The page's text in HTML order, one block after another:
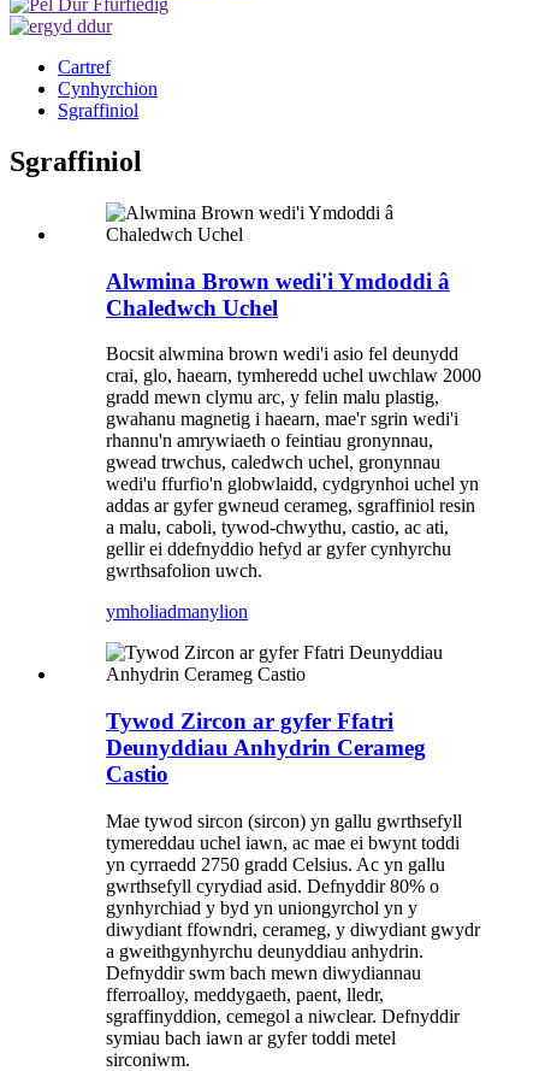
Cartref
Cynhyrchion
Sgraffiniol
Sgraffiniol
Alwmina Brown wedi'i Ymdoddi â
Chaledwch Uchel
Bocsit alwmina brown wedi'i asio fel deunydd
crai, glo, haearn, tymheredd uchel uwchlaw 2000
gradd mewn clymu arc, y felin malu plastig,
gwahanu magnetig i haearn, mae'r sgrin wedi'i
rhannu'n amrywiaeth o feintiau gronynnau,
gwead trwchus, caledwch uchel, gronynnau
wedi'u ffurfio'n globwlaidd, cydgrynhoi uchel yn
addas ar gyfer gwneud cerameg, sgraffiniol resin
a malu, caboli, tywod-chwythu, castio, ac ati,
gellir ei ddefnyddio hefyd ar gyfer cynhyrchu
gwrthsafolion uwch.
ymholiadmanylion
Tywod Zircon ar gyfer Ffatri
Deunyddiau Anhydrin Cerameg
Castio
Mae tywod sircon (sircon) yn gallu gwrthsefyll
tymereddau uchel iawn, ac mae ei bwynt toddi
yn cyrraedd 2750 gradd Celsius. Ac yn gallu
gwrthsefyll cyrydiad asid. Defnyddir 80% o
gynhyrchiad y byd yn uniongyrchol yn y
diwydiant ffowndri, cerameg, y diwydiant gwydr
a gweithgynhyrchu deunyddiau anhydrin.
Defnyddir swm bach mewn diwydiannau
fferroalloy, meddygaeth, paent, lledr,
sgraffinyddion, cemegol a niwclear. Defnyddir
symiau bach iawn ar gyfer toddi metel
sirconiwm.